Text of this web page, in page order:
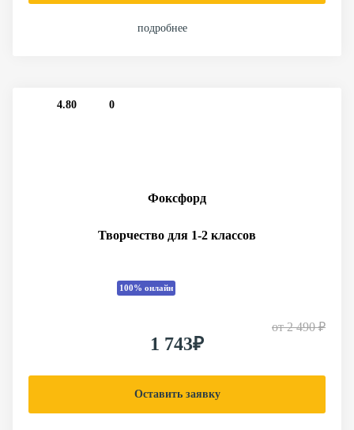
подробнее
4.80 0
Фоксфорд
Творчество для 1-2 классов
100% онлайн
от2 490 ₽
1 743₽
Оставить заявку